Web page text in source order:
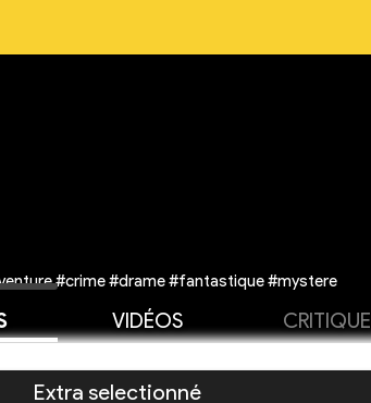
#crime #drame #fantastique #mystere
VIDÉOS CRITIQUE
Extra selectionné